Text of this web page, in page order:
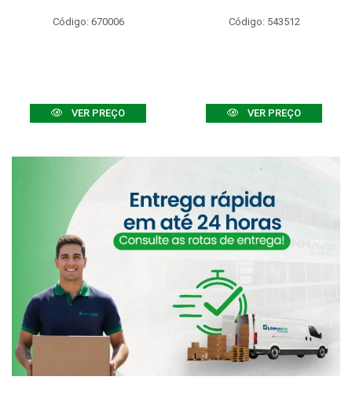
Código: 670006
VER PREÇO
Código: 543512
VER PREÇO